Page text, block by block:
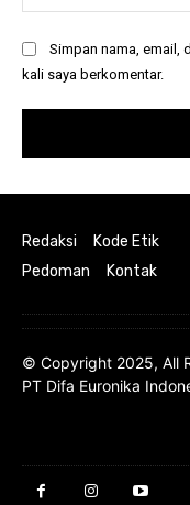
Simpan nama, email,
kali saya berkomentar.
Redaksi
Kode Etik
Pedoman
Kontak
© Copyright 2025, All
PT Difa Euronika